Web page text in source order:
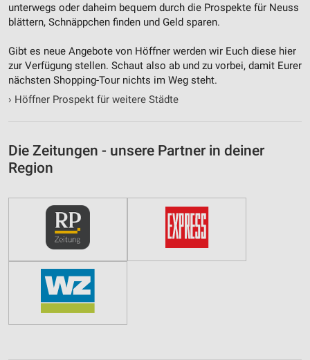
unterwegs oder daheim bequem durch die Prospekte für Neuss
blättern, Schnäppchen finden und Geld sparen.
Gibt es neue Angebote von Höffner werden wir Euch diese hier
zur Verfügung stellen. Schaut also ab und zu vorbei, damit Eurer
nächsten Shopping-Tour nichts im Weg steht.
› Höffner Prospekt für weitere Städte
Die Zeitungen - unsere Partner in deiner
Region
Verwendung reduzierter Daten zur Auswahl von
Inhalten
IAB-Besonderheiten:
Verwendung genauer Standortdaten
Geräte anhand von aktiv angeforderten
Notwendig
Funktional
Werbung